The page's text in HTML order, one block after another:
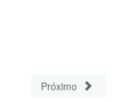
Próximo